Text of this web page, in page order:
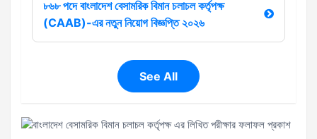
৮৬৮ পদে বাংলাদেশ বেসামরিক বিমান চলাচল কর্তৃপক্ষ
(CAAB)-এর নতুন নিয়োগ বিজ্ঞপ্তি ২০২৬
See All